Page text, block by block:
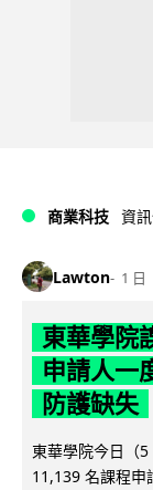
商業科技 資
Lawton 1 日
東華學院
申請人一
防護缺失
東華學院今日（
11,139 名課程申